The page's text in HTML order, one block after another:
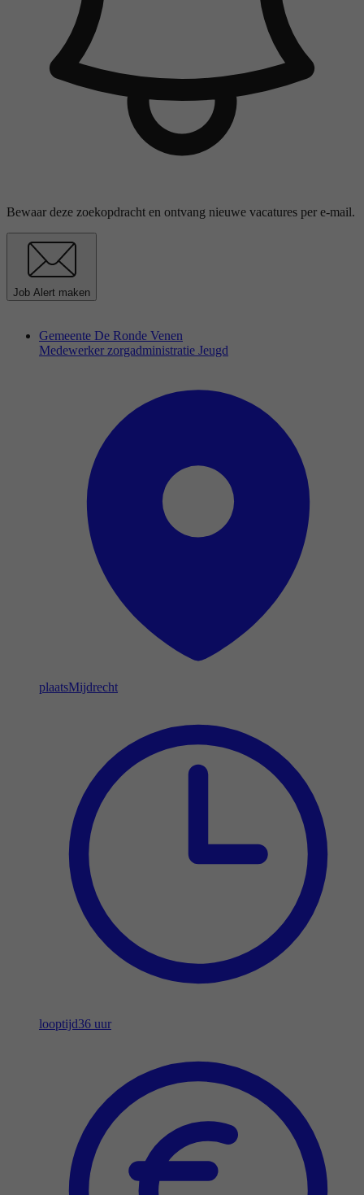
Bewaar deze zoekopdracht en ontvang nieuwe vacatures per e-mail.
Job Alert maken
Gemeente De Ronde Venen
Medewerker zorgadministratie Jeugd
plaatsMijdrecht
looptijd36 uur